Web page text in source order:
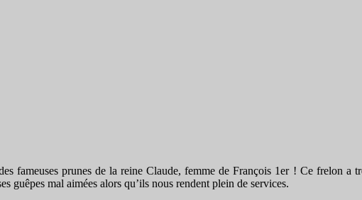
fameuses prunes de la reine Claude, femme de François 1er ! Ce frelon a
guêpes mal aimées alors qu’ils nous rendent plein de services.